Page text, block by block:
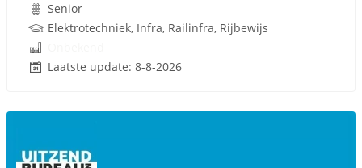
Senior
Elektrotechniek, Infra, Railinfra, Rijbewijs
Laatste update: 8-8-2026